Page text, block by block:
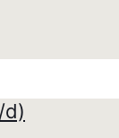
d)